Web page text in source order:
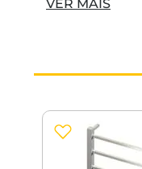
Double Side:
Consumo:
VER MAIS